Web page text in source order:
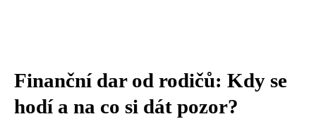
Finanční dar od rodičů: Kdy se
hodí a na co si dát pozor?